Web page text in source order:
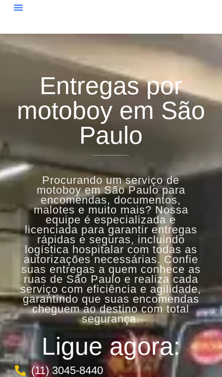
Entregas por
motoboy em São
Paulo
Procurando um serviço de
motoboy em São Paulo para
encomendas, documentos,
malotes e muito mais? Nossa
equipe é especializada e
licenciada para garantir entregas
rápidas e seguras, incluindo
logística hospitalar com todas as
autorizações necessárias. Confie
suas entregas a quem conhece as
ruas de São Paulo e realiza cada
serviço com eficiência e agilidade,
garantindo que suas encomendas
cheguem ao destino com total
segurança.
Ligue agora:
(11) 3045-8440